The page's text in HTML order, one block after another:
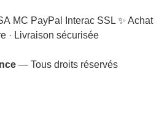
MC PayPal Interac SSL ✨ Achat
· Livraison sécurisée
— Tous droits réservés